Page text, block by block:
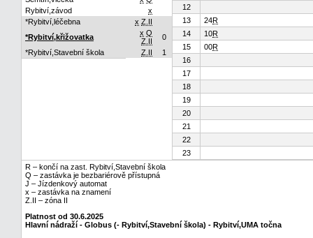
Rybitví,závod
x
*Rybitví,léčebna
x Z.II
*Rybitví,křižovatka
x Q
Z.II
0
*Rybitví,Stavební škola
Z.II 1
12
13
24R
14
10R
15
00R
16
17
18
19
20
21
22
23
R – končí na zast. Rybitví,Stavební škola
Q – zastávka je bezbariérově přístupná
J – Jízdenkový automat
x – zastávka na znamení
Z.II – zóna II
Platnost od 30.6.2025
Hlavní nádraží - Globus (- Rybitví,Stavební škola) - Rybitví,UMA točna